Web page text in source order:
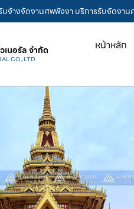
บจ้างจัดงานศพพังงา บริการรับจัดงา
นอรัล จำกัด
CO., LTD.
หน้าหลัก